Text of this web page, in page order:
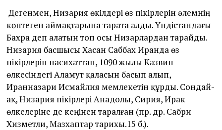
Дегенмен, Низария өкілдері өз пікірлерін әлемнің
көптеген аймақтарына тарата алды. Үндістандағы
Бахра деп алатын топ осы Низарлардан тарайды.
Низария басшысы Хасан Саббах Иранда өз
пікірлерін насихаттап, 1090 жылы Казвин
өлкесіндегі Аламут қаласын басып алып,
Иранназари Исмайлия мемлекетін құрды. Сондай-
ақ, Низария пікірлері Анадолы, Сирия, Ирак
өлкелеріне де кеңінен таралған (пр. др. Сабри
Хизметли, Мазхаптар тарихы.15 б.).